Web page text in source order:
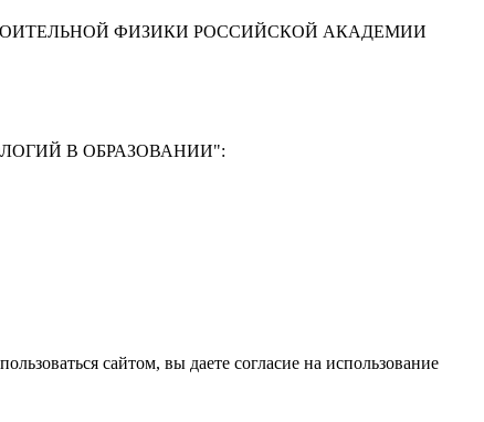
ФИЗИКИ РОССИЙСКОЙ АКАДЕМИИ
В ОБРАЗОВАНИИ":
сайтом, вы даете согласие на использование